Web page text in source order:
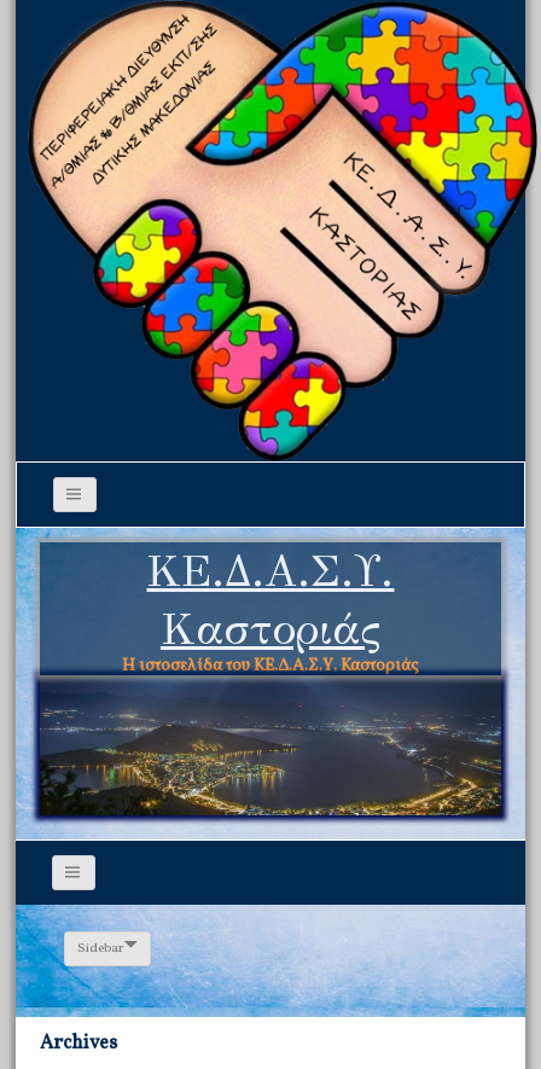
ΚΕ.Δ.Α.Σ.Υ.
Καστοριάς
Η ιστοσελίδα του ΚΕ.Δ.Α.Σ.Υ. Καστοριάς
Sidebar
Archives